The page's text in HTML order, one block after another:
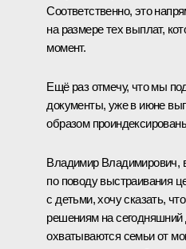
Соответственно, это
на размере тех выплат,
момент.
Ещё раз отмечу, что мы
документы, уже в июне
образом
Владимир Владимирович,
по поводу выстраивания
с детьми, хочу сказать,
решениям на
охватываются семьи от